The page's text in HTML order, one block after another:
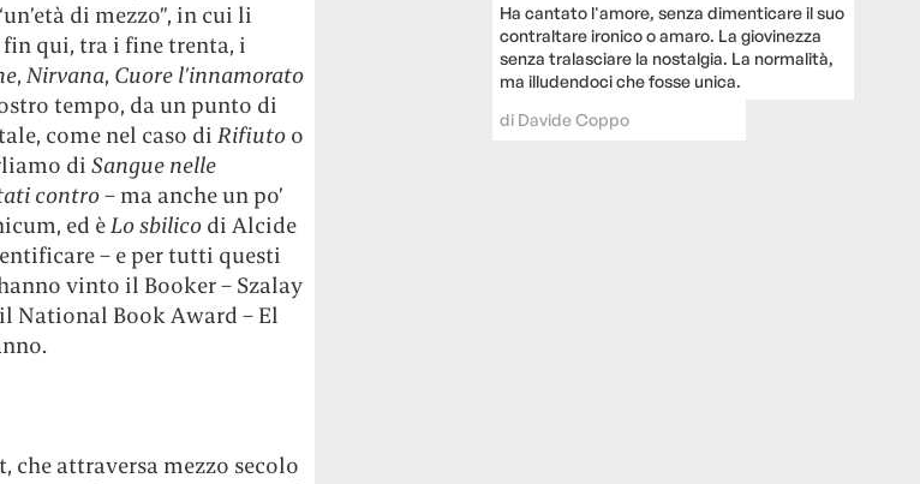
di mezzo”, in cui li
fin qui, tra i fine trenta, i
,Nirvana, Cuore l’innamorato
tempo, da un punto di
come nel caso diRifiuto o
diSangue nelle
contro– ma anche un po’
ed èLo sbilico di Alcide
– e per tutti questi
vinto il Booker – Szalay
il National Book Award – El
che attraversa mezzo secolo
Ha cantato l'amore, senza dimenticare il suo
contraltare ironico o amaro. La giovinezza
senza tralasciare la nostalgia. La normalità,
ma illudendoci che fosse unica.
di Davide Coppo